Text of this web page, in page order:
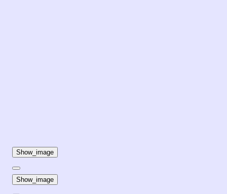
Show_image
Show_image